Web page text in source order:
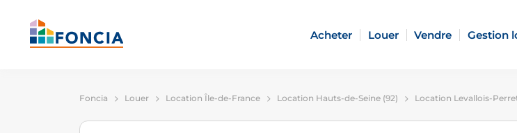
Acheter Louer Vendre Gestion
Foncia Louer Location Île-de-France Location Hauts-de-Seine (92) Location Levallois-